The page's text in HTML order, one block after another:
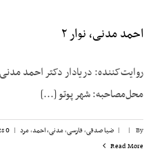
احمد مدنی، نوار ۲
محل‌مصاحبه: شهر پوتو [...]
By
|
| ضیا صدقی,فارسی,مدنی، احمد,مرد |
0 Comments
Read More